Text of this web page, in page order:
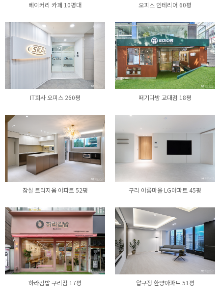
베이커리 카페 10평대 오피스 인테리어 60평
IT회사 오피스 260평 떠기다방 교대점 18평
잠실 트리지움 아파트 52평 구리 아름마을 LG아파트 45평
하라김밥 구리점 17평 압구정 한양아파트 51평